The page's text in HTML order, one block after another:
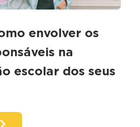
envolver os
na
escolar dos seus